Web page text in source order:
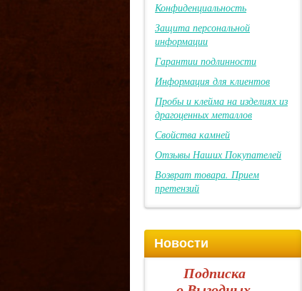
Конфиденциальность
Защита персональной
информации
Гарантии подлинности
Информация для клиентов
Пробы и клейма на изделиях из
драгоценных металлов
Свойства камней
Отзывы Наших Покупателей
Возврат товара. Прием
претензий
Новости
Подписка